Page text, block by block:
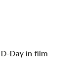
Day in film